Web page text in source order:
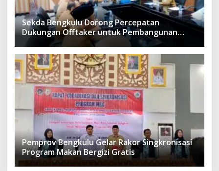
Sekda Bengkulu Dorong Percepatan
Dukungan Offtaker untuk Pembangunan
TPST Regional
Pemprov Bengkulu Gelar Rakor Singkronisasi
Program Makan Bergizi Gratis